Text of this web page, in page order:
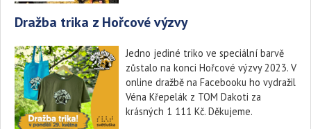
Dražba trika z Hořcové výzvy
Jedno jediné triko ve speciální barvě
zůstalo na konci Hořcové výzvy 2023. V
online dražbě na Facebooku ho vydražil
Véna Křepelák z TOM Dakoti za
krásných 1 111 Kč. Děkujeme.